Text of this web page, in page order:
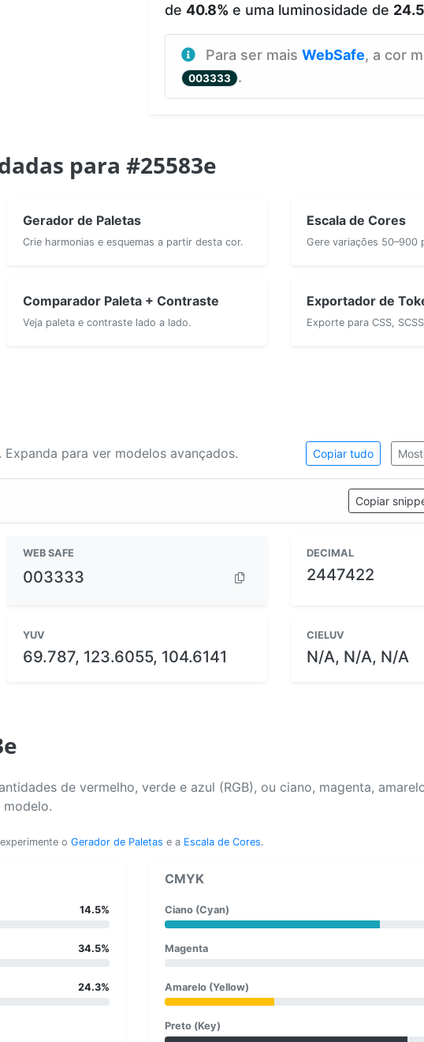
de 40.8% e uma luminosidade de
Para ser mais WebSafe, a cor
003333 .
para #25583e
Gerador de Paletas
Crie harmonias e esquemas a partir desta cor.
Escala de Cores
Gere variações 50–900
Comparador Paleta + Contraste
Veja paleta e contraste lado a lado.
Exportador de
Exporte para CSS,
para ver modelos avançados. Copiar tudo
Copiar
WEB SAFE
003333
DECIMAL
2447422
YUV
69.787, 123.6055, 104.6141
CIELUV
N/A, N/A, N/A
de vermelho, verde e azul (RGB), ou ciano, magenta,
o Gerador de Paletas e a Escala de Cores.
14.5%
34.5%
24.3%
CMYK
Ciano (Cyan)
Magenta
Amarelo (Yellow)
Preto (Key)